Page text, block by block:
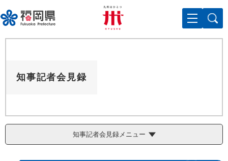
ー
ジ
の
メニューを飛ばして本文へ
知事記者会見録
知事記者会見録メニュー